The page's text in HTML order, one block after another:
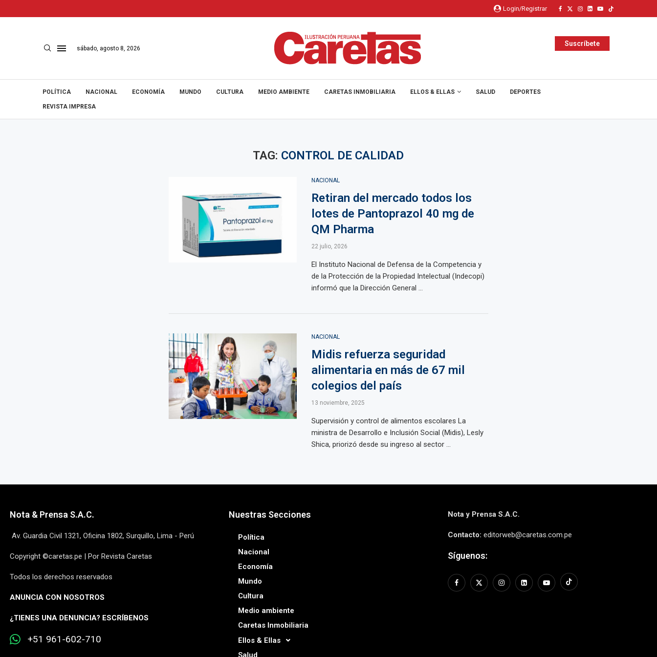
Login/Registrar
sábado, agosto 8, 2026
Suscríbete
POLÍTICA NACIONAL ECONOMÍA MUNDO CULTURA MEDIO AMBIENTE CARETAS INMOBILIARIA ELLOS & ELLAS SALUD DEPORTES
REVISTA IMPRESA
TAG: CONTROL DE CALIDAD
NACIONAL
Retiran del mercado todos los
lotes de Pantoprazol 40 mg de
QM Pharma
22 julio, 2026
El Instituto Nacional de Defensa de la Competencia y
de la Protección de la Propiedad Intelectual (Indecopi)
informó que la Dirección General ...
NACIONAL
Midis refuerza seguridad
alimentaria en más de 67 mil
colegios del país
13 noviembre, 2025
Supervisión y control de alimentos escolares La
ministra de Desarrollo e Inclusión Social (Midis), Lesly
Shica, priorizó desde su ingreso al sector ...
Nota & Prensa S.A.C.
Av. Guardia Civil 1321, Oficina 1802, Surquillo, Lima - Perú
Copyright ©caretas.pe | Por Revista Caretas
Todos los derechos reservados
ANUNCIA CON NOSOTROS
¿TIENES UNA DENUNCIA? ESCRÍBENOS
+51 961-602-710
Nuestras Secciones
Política
Nacional
Economía
Mundo
Cultura
Medio ambiente
Caretas Inmobiliaria
Ellos & Ellas
Salud
Nota y Prensa S.A.C.
Contacto: editorweb@caretas.com.pe
Síguenos: